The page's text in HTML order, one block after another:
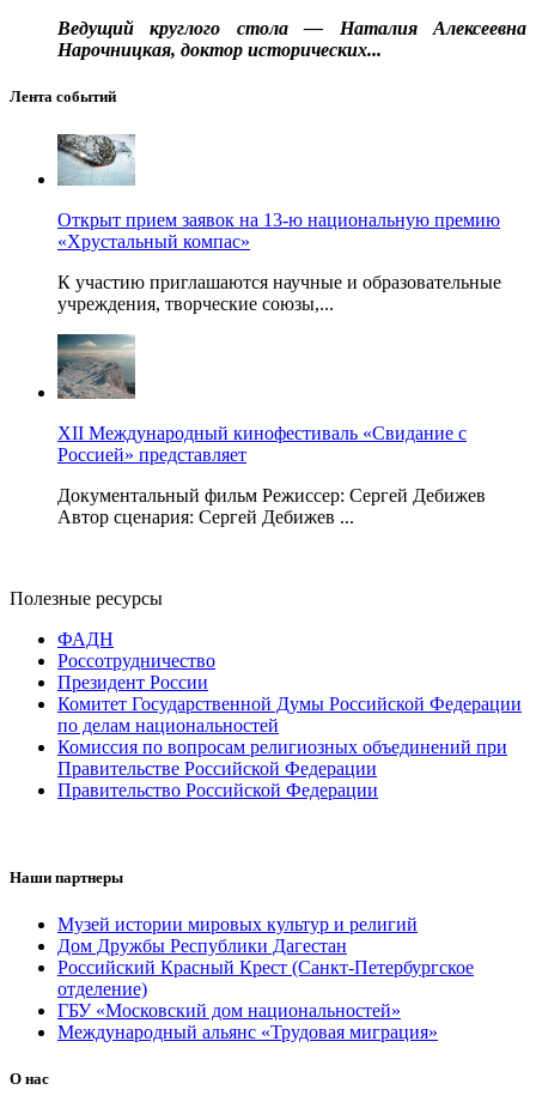
Ведущий круглого стола — Наталия Алексеевна
Нарочницкая, доктор исторических...
Лента событий
Открыт прием заявок на 13-ю национальную премию
«Хрустальный компас»
К участию приглашаются научные и образовательные
учреждения, творческие союзы,...
XII Международный кинофестиваль «Свидание с
Россией» представляет
Документальный фильм Режиссер: Сергей Дебижев
Автор сценария: Сергей Дебижев ...
Полезные ресурсы
ФАДН
Россотрудничество
Президент России
Комитет Государственной Думы Российской Федерации
по делам национальностей
Комиссия по вопросам религиозных объединений при
Правительстве Российской Федерации
Правительство Российской Федерации
Наши партнеры
Музей истории мировых культур и религий
Дом Дружбы Республики Дагестан
Российский Красный Крест (Санкт-Петербургское
отделение)
ГБУ «Московский дом национальностей»
Международный альянс «Трудовая миграция»
О нас